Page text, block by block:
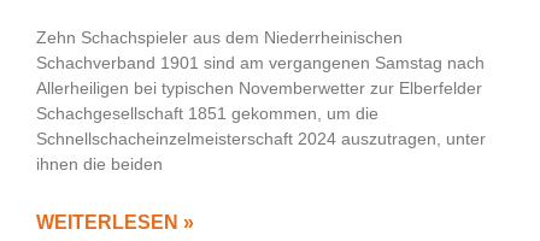
Zehn Schachspieler aus dem Niederrheinischen
Schachverband 1901 sind am vergangenen Samstag nach
Allerheiligen bei typischen Novemberwetter zur Elberfelder
Schachgesellschaft 1851 gekommen, um die
Schnellschacheinzelmeisterschaft 2024 auszutragen, unter
ihnen die beiden
WEITERLESEN »